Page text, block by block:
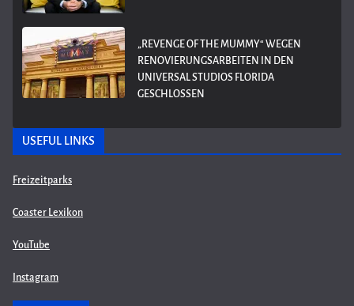
„REVENGE OF THE MUMMY“ WEGEN
RENOVIERUNGSARBEITEN IN DEN
UNIVERSAL STUDIOS FLORIDA
GESCHLOSSEN
USEFUL LINKS
Freizeitparks
Coaster Lexikon
YouTube
Instagram